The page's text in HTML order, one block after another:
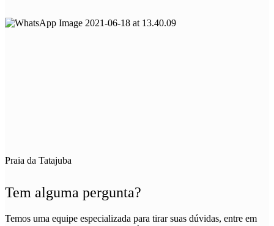
Praia da Tatajuba
Tem alguma pergunta?
Temos uma equipe especializada para tirar suas dúvidas, entre em